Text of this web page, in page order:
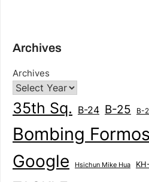
Archives
Archives
35th Sq. B-24 B-25 B-
Bombing
Google Hsichun Mike Hua